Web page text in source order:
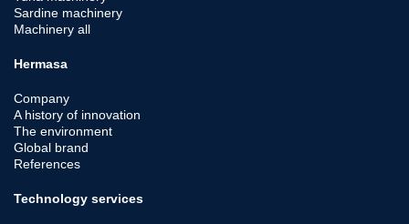
Sardine machinery
Machinery all
Hermasa
Company
A history of innovation
The environment
Global brand
References
Technology services